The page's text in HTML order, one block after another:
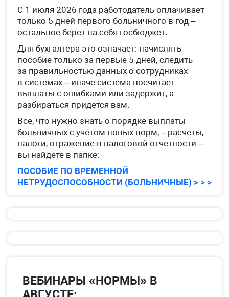
С 1 июля 2026 года работодатель оплачивает
только 5 дней первого больничного в год –
остальное берет на себя госбюджет.
Для бухгалтера это означает: начислять
пособие только за первые 5 дней, следить
за правильностью данных о сотрудниках
в системах – иначе система посчитает
выплаты с ошибками или задержит, а
разбираться придется вам.
Все, что нужно знать о порядке выплаты
больничных с учетом новых норм, – расчеты,
налоги, отражение в налоговой отчетности –
вы найдете в папке:
ПОСОБИЕ ПО ВРЕМЕННОЙ
НЕТРУДОСПОСОБНОСТИ (БОЛЬНИЧНЫЕ) > > >
ВЕБИНАРЫ «НОРМЫ» В